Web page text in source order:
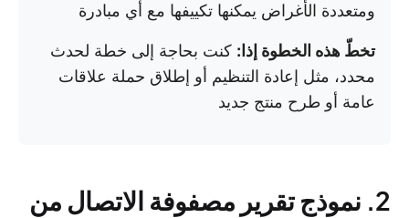
ومتعددة الأغراض يمكنها تكييفها مع أي مبادرة
تخطّ هذه الخطوة إذا: كنت بحاجة إلى خطة لحدث
محدد، مثل إعادة التنظيم أو إطلاق حملة علاقات
عامة أو طرح منتج جديد
2. نموذج تقرير مصفوفة الاتصال من